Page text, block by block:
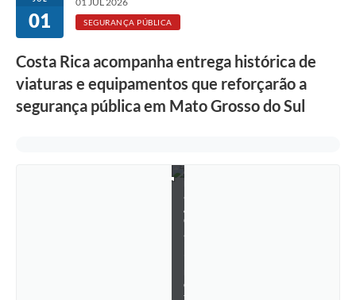
01 SEGURANÇA PÚBLICA
Costa Rica acompanha entrega histórica de
viaturas e equipamentos que reforçarão a
segurança pública em Mato Grosso do Sul
g
e
l
a
a
/
G
a
e
t